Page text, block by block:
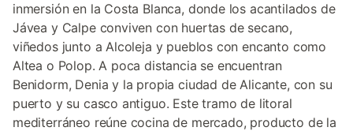
inmersión en la Costa Blanca, donde los acantilados de
Jávea y Calpe conviven con huertas de secano,
viñedos junto a Alcoleja y pueblos con encanto como
Altea o Polop. A poca distancia se encuentran
Benidorm, Denia y la propia ciudad de Alicante, con su
puerto y su casco antiguo. Este tramo de litoral
mediterráneo reúne cocina de mercado, producto de la